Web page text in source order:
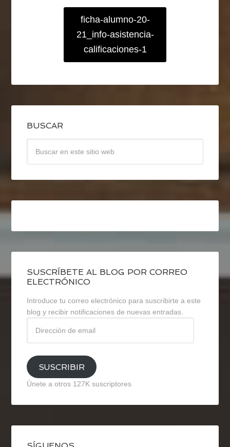
ficha-alumno-20-
21_info-asistencia-
calificaciones-1
BUSCAR
SUSCRÍBETE AL BLOG POR CORREO
ELECTRÓNICO
Introduce tu correo electrónico para suscribirte a este
blog y recibir notificaciones de nuevas entradas.
email
SUSCRIBIR
Únete a otros 127K suscriptores